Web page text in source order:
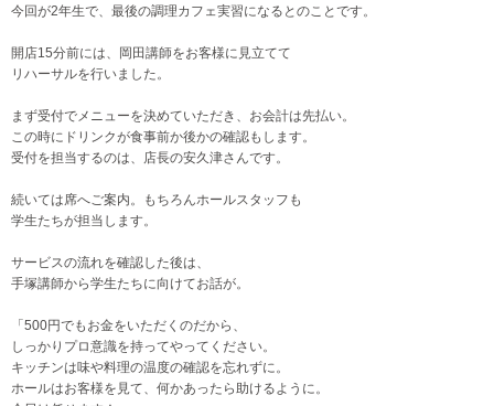
今回が2年生で、最後の調理カフェ実習になるとのことです。
開店15分前には、岡田講師をお客様に見立てて
リハーサルを行いました。
まず受付でメニューを決めていただき、お会計は先払い。
この時にドリンクが食事前か後かの確認もします。
受付を担当するのは、店長の安久津さんです。
続いては席へご案内。もちろんホールスタッフも
学生たちが担当します。
サービスの流れを確認した後は、
手塚講師から学生たちに向けてお話が。
「500円でもお金をいただくのだから、
しっかりプロ意識を持ってやってください。
キッチンは味や料理の温度の確認を忘れずに。
ホールはお客様を見て、何かあったら助けるように。